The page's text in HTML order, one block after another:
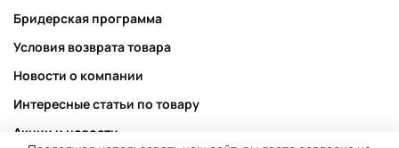
Бридерская программа
Условия возврата товара
Новости о компании
Интересные статьи по товару
Акции и новости